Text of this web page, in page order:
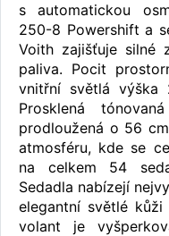
s automatickou
250-8 Powershift a
Voith zajišťuje silné
paliva. Pocit
vnitřní světlá výška
Prosklená
prodloužená o 56
atmosféru, kde se
na celkem 54
Sedadla nabízejí
elegantní světlé
volant je